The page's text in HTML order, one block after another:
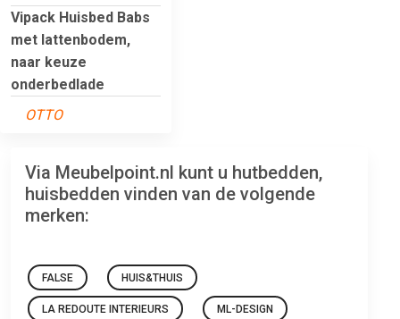
Vipack Huisbed Babs
met lattenbodem,
naar keuze
onderbedlade
OTTO
Via Meubelpoint.nl kunt u hutbedden,
huisbedden vinden van de volgende
merken:
FALSE HUIS&THUIS
LA REDOUTE INTERIEURS ML-DESIGN